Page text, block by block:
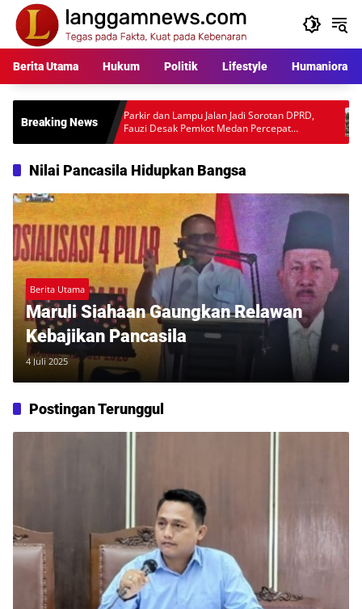
Langsung
konten
Berita Utama Hukum Politik Lifestyle Humaniora
Breaking NewsParkir dan Lampu Jalan Jadi Sorotan DPRD,
Fauzi Desak Pemkot Medan Percepat
Pembenahan
Warga
Rp397
Nilai Pancasila Hidupkan Bangsa
Berita Utama
Maruli Siahaan Gaungkan Relawan
Kebajikan Pancasila
4 Juli 2025
Postingan Terunggul